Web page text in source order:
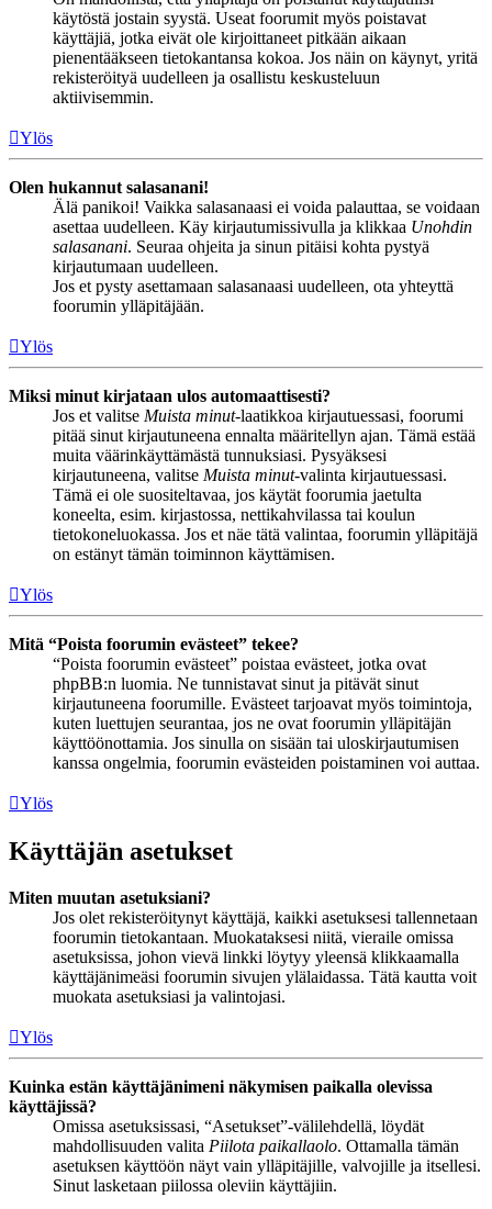
käytöstä jostain syystä. Useat foorumit myös poistavat
käyttäjiä, jotka eivät ole kirjoittaneet pitkään aikaan
pienentääkseen tietokantansa kokoa. Jos näin on käynyt, yritä
rekisteröityä uudelleen ja osallistu keskusteluun
aktiivisemmin.
Ylös
Olen hukannut salasanani!
Älä panikoi! Vaikka salasanaasi ei voida palauttaa, se voidaan
asettaa uudelleen. Käy kirjautumissivulla ja klikkaa Unohdin
salasanani. Seuraa ohjeita ja sinun pitäisi kohta pystyä
kirjautumaan uudelleen.
Jos et pysty asettamaan salasanaasi uudelleen, ota yhteyttä
foorumin ylläpitäjään.
Ylös
Miksi minut kirjataan ulos automaattisesti?
Jos et valitse Muista minut-laatikkoa kirjautuessasi, foorumi
pitää sinut kirjautuneena ennalta määritellyn ajan. Tämä estää
muita väärinkäyttämästä tunnuksiasi. Pysyäksesi
kirjautuneena, valitse Muista minut-valinta kirjautuessasi.
Tämä ei ole suositeltavaa, jos käytät foorumia jaetulta
koneelta, esim. kirjastossa, nettikahvilassa tai koulun
tietokoneluokassa. Jos et näe tätä valintaa, foorumin ylläpitäjä
on estänyt tämän toiminnon käyttämisen.
Ylös
Mitä “Poista foorumin evästeet” tekee?
“Poista foorumin evästeet” poistaa evästeet, jotka ovat
phpBB:n luomia. Ne tunnistavat sinut ja pitävät sinut
kirjautuneena foorumille. Evästeet tarjoavat myös toimintoja,
kuten luettujen seurantaa, jos ne ovat foorumin ylläpitäjän
käyttöönottamia. Jos sinulla on sisään tai uloskirjautumisen
kanssa ongelmia, foorumin evästeiden poistaminen voi auttaa.
Ylös
Käyttäjän asetukset
Miten muutan asetuksiani?
Jos olet rekisteröitynyt käyttäjä, kaikki asetuksesi tallennetaan
foorumin tietokantaan. Muokataksesi niitä, vieraile omissa
asetuksissa, johon vievä linkki löytyy yleensä klikkaamalla
käyttäjänimeäsi foorumin sivujen ylälaidassa. Tätä kautta voit
muokata asetuksiasi ja valintojasi.
Ylös
Kuinka estän käyttäjänimeni näkymisen paikalla olevissa
käyttäjissä?
Omissa asetuksissasi, “Asetukset”-välilehdellä, löydät
mahdollisuuden valita Piilota paikallaolo. Ottamalla tämän
asetuksen käyttöön näyt vain ylläpitäjille, valvojille ja itsellesi.
Sinut lasketaan piilossa oleviin käyttäjiin.